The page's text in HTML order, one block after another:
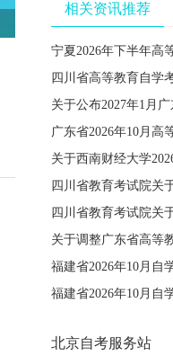
相关资讯推荐
宁夏2026年下半年高
广东省2026年10月高
福建省2026年10月自
福建省2026年10月自
北京自考服务站